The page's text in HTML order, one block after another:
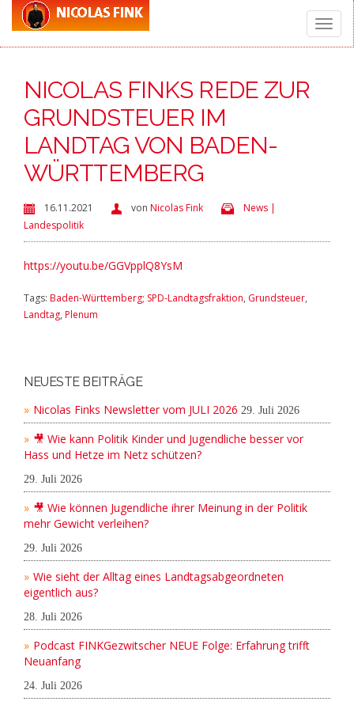
Toggle
NICOLAS FINKS REDE ZUR
GRUNDSTEUER IM
LANDTAG VON BADEN-
WÜRTTEMBERG
16.11.2021 von Nicolas Fink
News |
Landespolitik
https://youtu.be/GGVpplQ8YsM
Tags: Baden-Württemberg; SPD-Landtagsfraktion, Grundsteuer,
Landtag, Plenum
NEUESTE BEITRÄGE
Nicolas Finks Newsletter vom JULI 2026 29. Juli 2026
🎥 Wie kann Politik Kinder und Jugendliche besser vor
Hass und Hetze im Netz schützen?
29. Juli 2026
🎥 Wie können Jugendliche ihrer Meinung in der Politik
mehr Gewicht verleihen?
29. Juli 2026
Wie sieht der Alltag eines Landtagsabgeordneten
eigentlich aus?
28. Juli 2026
Podcast FINKGezwitscher NEUE Folge: Erfahrung trifft
Neuanfang
24. Juli 2026